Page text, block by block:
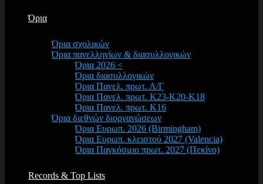
Όρια
Όρια σχολικών
Όρια πανελληνίων & διασυλλογικών
Όρια 2026 <
Όρια διασυλλογικών
Όρια Πανελ. πρωτ. Α/Γ
Όρια Πανελ. πρωτ. Κ23-Κ20-Κ18
Όρια Πανελ. πρωτ. Κ16
Όρια διεθνών διοργανώσεων
Όρια Ευρωπ. 2026 (Birmingham)
Όρια Ευρωπ. κλειστού 2027 (Valencia)
Όρια Παγκόσμιο πρωτ. 2027 (Πεκίνο)
Records & Top Lists